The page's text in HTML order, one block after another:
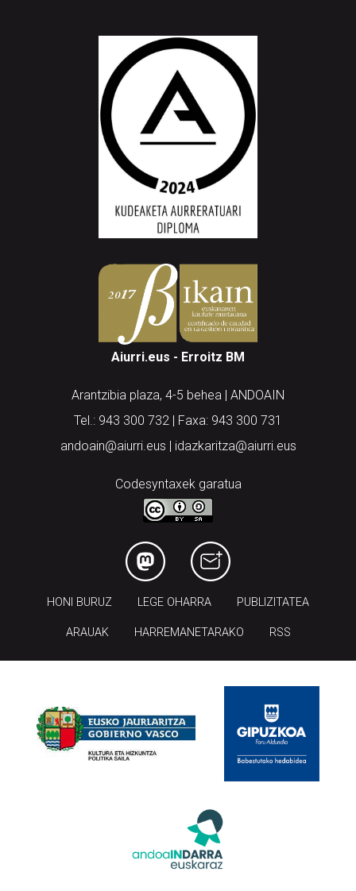
Aiurri.eus - Erroitz BM
Arantzibia plaza, 4-5 behea | ANDOAIN
Tel.: 943 300 732 | Faxa: 943 300 731
andoain@aiurri.eus | idazkaritza@aiurri.eus
Codesyntaxek garatua
HONI BURUZ LEGE OHARRA PUBLIZITATEA
ARAUAK HARREMANETARAKO RSS